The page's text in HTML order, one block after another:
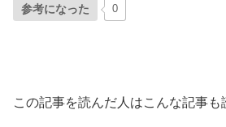
参考になった 0
この記事を読んだ人はこんな記事も